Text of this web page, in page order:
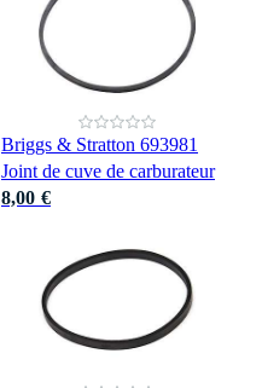
Briggs & Stratton 693981
Joint de cuve de carburateur
8,00 €